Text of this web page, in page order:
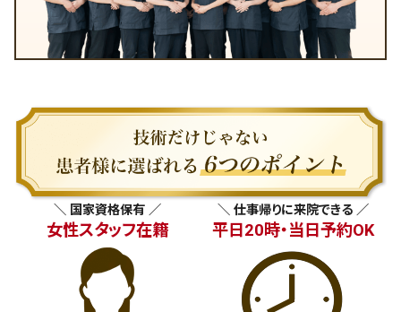
＼ 国家資格保有 ／
女性スタッフ在籍
＼ 仕事帰りに来院できる ／
平日20時・当日予約OK